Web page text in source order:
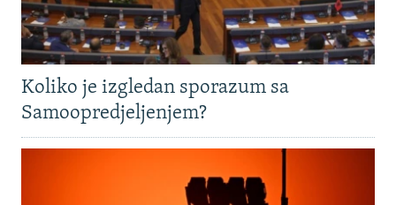
Koliko je izgledan sporazum sa
Samoopredjeljenjem?